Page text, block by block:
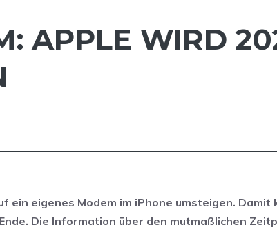
APPLE WIRD
ein eigenes Modem im iPhone umsteigen.
Die Information über den mutmaßlichen